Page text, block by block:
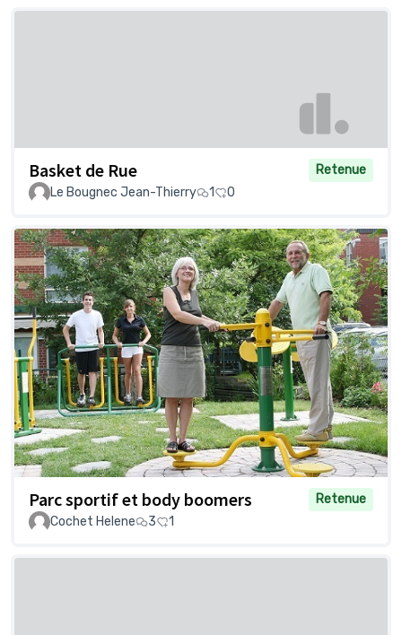
Basket de Rue
Retenue
Le Bougnec Jean-Thierry
1 0
Parc sportif et body boomers
Retenue
Cochet Helene
3 1